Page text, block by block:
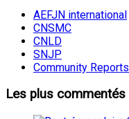
AEFJN international
CNSMC
CNLD
SNJP
Community Reports
Les plus commentés